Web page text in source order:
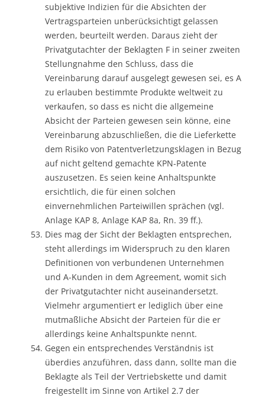
subjektive Indizien für die Absichten der
Vertragsparteien unberücksichtigt gelassen
werden, beurteilt werden. Daraus zieht der
Privatgutachter der Beklagten F in seiner zweiten
Stellungnahme den Schluss, dass die
Vereinbarung darauf ausgelegt gewesen sei, es A
zu erlauben bestimmte Produkte weltweit zu
verkaufen, so dass es nicht die allgemeine
Absicht der Parteien gewesen sein könne, eine
Vereinbarung abzuschließen, die die Lieferkette
dem Risiko von Patentverletzungsklagen in Bezug
auf nicht geltend gemachte KPN-Patente
auszusetzen. Es seien keine Anhaltspunkte
ersichtlich, die für einen solchen
einvernehmlichen Parteiwillen sprächen (vgl.
Anlage KAP 8, Anlage KAP 8a, Rn. 39 ff.).
Dies mag der Sicht der Beklagten entsprechen,
steht allerdings im Widerspruch zu den klaren
Definitionen von verbundenen Unternehmen
und A-Kunden in dem Agreement, womit sich
der Privatgutachter nicht auseinandersetzt.
Vielmehr argumentiert er lediglich über eine
mutmaßliche Absicht der Parteien für die er
allerdings keine Anhaltspunkte nennt.
Gegen ein entsprechendes Verständnis ist
überdies anzuführen, dass dann, sollte man die
Beklagte als Teil der Vertriebskette und damit
freigestellt im Sinne von Artikel 2.7 der